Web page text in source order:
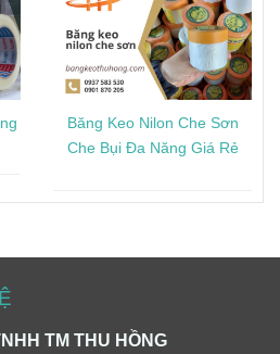
Băng Keo Nilon Che Sơn
Che Bụi Đa Năng Giá Rẻ
TM THU HỒNG